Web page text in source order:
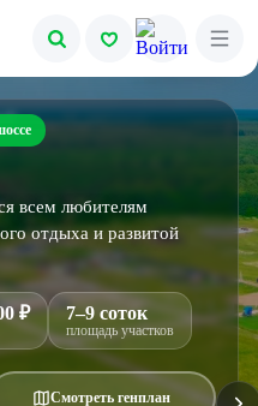
всем любителям
отдыха и развитой
₽ 7–9 соток
площадь участков
Смотреть генплан
Все фото